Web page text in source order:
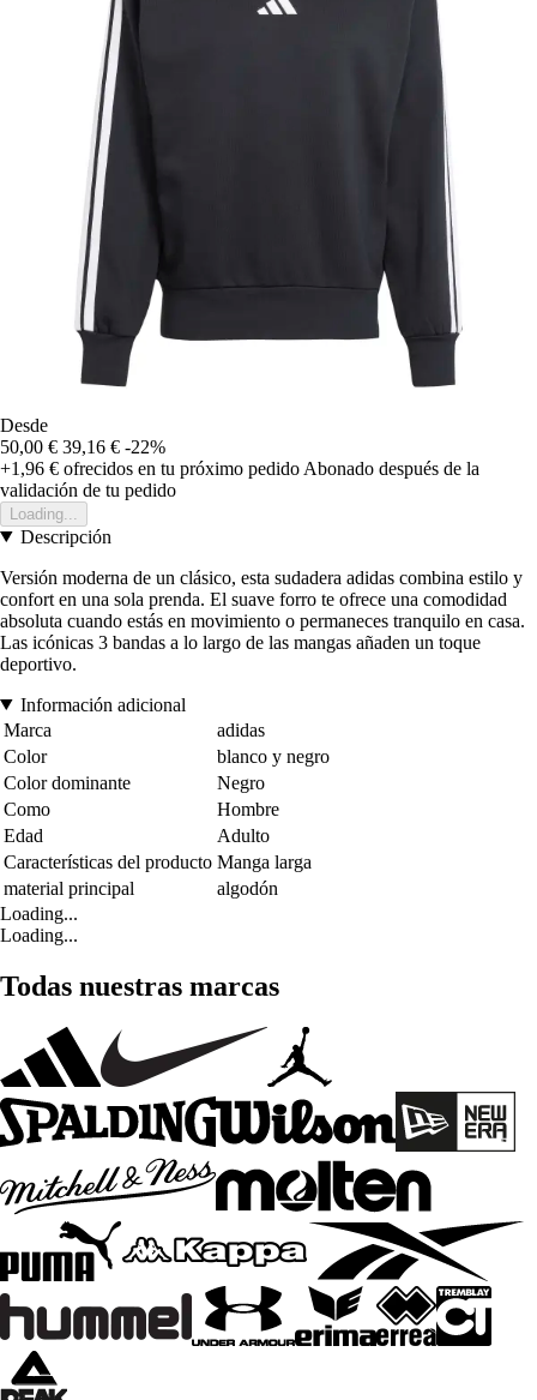
Desde
50,00 € 39,16 € -22%
+1,96 € ofrecidos en tu próximo pedido Abonado después de la
validación de tu pedido
Loading...
Descripción
Versión moderna de un clásico, esta sudadera adidas combina estilo y
confort en una sola prenda. El suave forro te ofrece una comodidad
absoluta cuando estás en movimiento o permaneces tranquilo en casa.
Las icónicas 3 bandas a lo largo de las mangas añaden un toque
deportivo.
Información adicional
Marca
adidas
Color
blanco y negro
Color dominante
Negro
Como
Hombre
Edad
Adulto
Características del producto Manga larga
material principal
algodón
Loading...
Loading...
Todas nuestras marcas